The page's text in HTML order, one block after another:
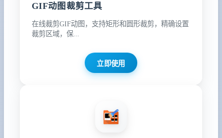
GIF动图裁剪工具
在线裁剪GIF动图，支持矩形和圆形裁剪，精确设置
裁剪区域，保...
立即使用